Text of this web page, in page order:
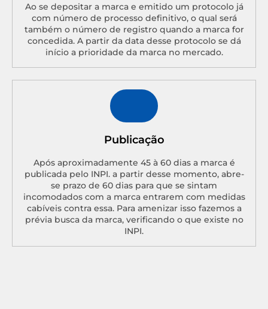
Ao se depositar a marca e emitido um protocolo já
com número de processo definitivo, o qual será
também o número de registro quando a marca for
concedida. A partir da data desse protocolo se dá
início a prioridade da marca no mercado.
Publicação
Após aproximadamente 45 à 60 dias a marca é
publicada pelo INPI. a partir desse momento, abre-
se prazo de 60 dias para que se sintam
incomodados com a marca entrarem com medidas
cabíveis contra essa. Para amenizar isso fazemos a
prévia busca da marca, verificando o que existe no
INPI.